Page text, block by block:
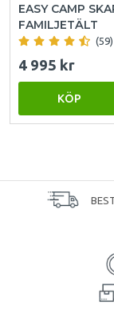
EASY CAMP
FAMILJETÄLT
(59)
4 995 kr
KÖP